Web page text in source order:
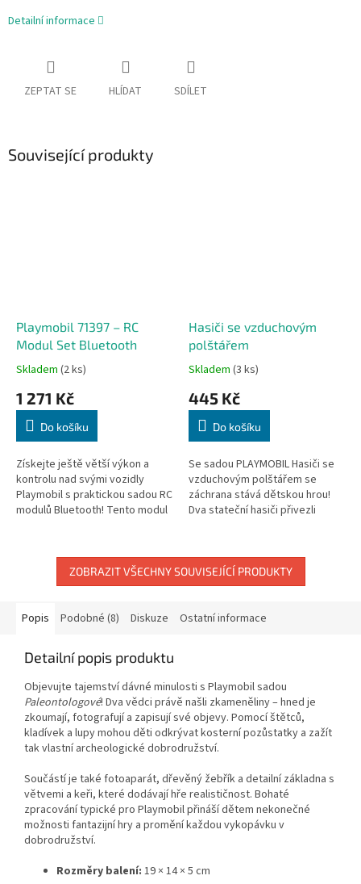
Detailní informace
ZEPTAT SE HLÍDAT SDÍLET
Související produkty
Playmobil 71397 – RC
Modul Set Bluetooth
Skladem (2 ks)
1 271 Kč
Do košíku
Získejte ještě větší výkon a
kontrolu nad svými vozidly
Playmobil s praktickou sadou RC
modulů Bluetooth! Tento modul
Hasiči se vzduchovým
polštářem
Skladem (3 ks)
445 Kč
Do košíku
Se sadou PLAYMOBIL Hasiči se
vzduchovým polštářem se
záchrana stává dětskou hrou!
Dva stateční hasiči přivezli
obyvatele...
ZOBRAZIT VŠECHNY SOUVISEJÍCÍ PRODUKTY
Popis Podobné (8) Diskuze Ostatní informace
Detailní popis produktu
Objevujte tajemství dávné minulosti s Playmobil sadou
Paleontologové! Dva vědci právě našli zkameněliny – hned je
zkoumají, fotografují a zapisují své objevy. Pomocí štětců,
kladívek a lupy mohou děti odkrývat kosterní pozůstatky a zažít
tak vlastní archeologické dobrodružství.
Součástí je také fotoaparát, dřevěný žebřík a detailní základna s
větvemi a keři, které dodávají hře realističnost. Bohaté
zpracování typické pro Playmobil přináší dětem nekonečné
možnosti fantazijní hry a promění každou vykopávku v
dobrodružství.
Rozměry balení: 19 × 14 × 5 cm